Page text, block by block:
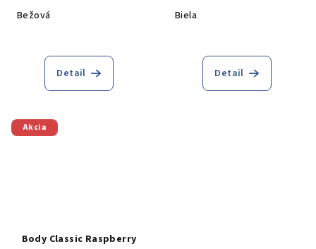
Bežová
Detail
Biela
Detail
Akcia
Body Classic Raspberry